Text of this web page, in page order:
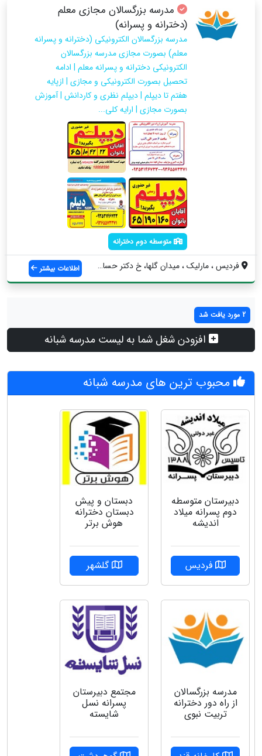
مدرسه بزرگسالان مجازی معلم
(دخترانه و پسرانه)
مدرسه بزرگسالان الکترونیکی (دخترانه و پسرانه
معلم) بصورت مجازی مدرسه بزرگسالان
الکترونیکی دخترانه و پسرانه معلم | ادامه
تحصیل بصورت الکترونیکی و مجازی | ازپایه
هفتم تا دیپلم | دیپلم نظری و کاردانش | آموزش
بصورت مجازی | ارایه کلی...
متوسطه دوم دخترانه
فردیس ، مارلیک ، میدان گلها، خ دکتر حساب... اطلاعات بیشتر
2 مورد یافت شد
افزودن شغل شما به لیست مدرسه شبانه
محبوب ترین های مدرسه شبانه
دبیرستان متوسطه
دوم پسرانه میلاد
اندیشه
فردیس
دبستان و پیش
دبستان دخترانه
هوش برتر
گلشهر
مدرسه بزرگسالان
از راه دور دخترانه
تربیت نبوی
مجتمع دبیرستان
پسرانه نسل
شایسته